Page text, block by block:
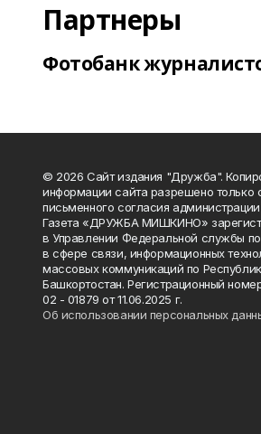
Партнеры
Фотобанк
© 2026 Сайт издания "Дружба".
информации сайта разрешено только
письменного согласия администрации
Газета «ДРУЖБА МИШКИНО»
в Управлении Федеральной службы
в сфере связи, информационных
массовых коммуникаций по
Башкортостан. Регистрационный
02 - 01879 от 11.06.2025 г.
Об использовании персональных